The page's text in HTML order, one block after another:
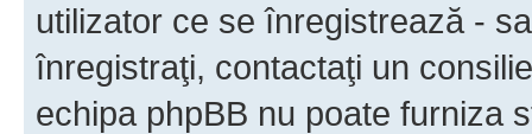
utilizator ce se înregistrează -
înregistraţi, contactaţi un
echipa phpBB nu poate furniza